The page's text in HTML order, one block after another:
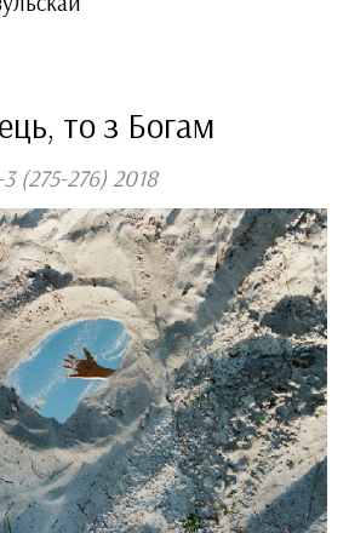
то з Богам
(275-276) 2018